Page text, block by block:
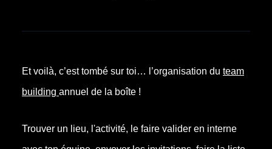
Et voilà, c’est tombé sur toi… l’organisation du team
building annuel de la boîte !
Trouver un lieu, l'activité, le faire valider en interne